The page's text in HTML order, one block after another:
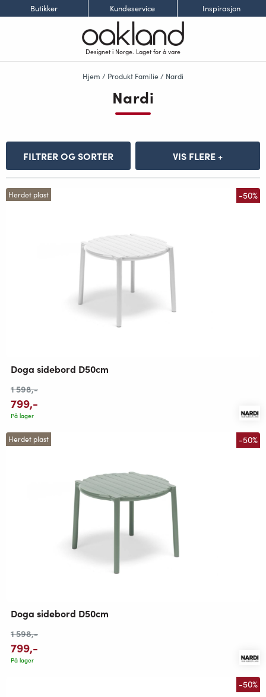
Butikker Kundeservice Inspirasjon
Designet i Norge. Laget for å vare
Hjem / Produkt Familie / Nardi
Nardi
FILTRER OG SORTER VIS FLERE +
Herdet plast -50%
Doga sidebord D50cm
1 598,-
799,-
På lager
Herdet plast -50%
Doga sidebord D50cm
1 598,-
799,-
På lager
-50%